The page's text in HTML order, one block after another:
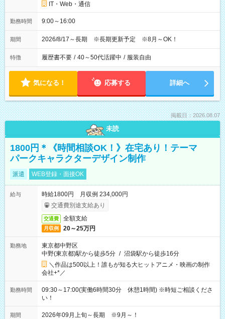
IT・Web・通信
勤務時間 9:00～16:00
期間 2026/8/17～長期 ※長期更新予定 ※8月～OK！
特徴 履歴書不要 / 40～50代活躍中 / 服装自由
気になる！ 応募する 詳細へ
掲載日：2026.08.07
未読
1800円＊《時間相談OK！》在宅あり！テーマ
パークキャラクターデザイン制作
派遣 WEB登録・面接OK
給与
時給1800円 月収例 234,000円
交通費別途支給あり
交通費 全額支給
月収例 20～25万円
勤務地
東京都中野区
中野(東京都)駅から徒歩5分 / 沼袋駅から徒歩16分
＼作品は500以上！誰もが知る大ヒットアニメ・映画の制作
会社+*／
勤務時間
09:30～17:00(実働6時間30分 休憩1時間) ※時短ご相談くださ
い！
期間 2026年09月上旬～長期 ※9月～！